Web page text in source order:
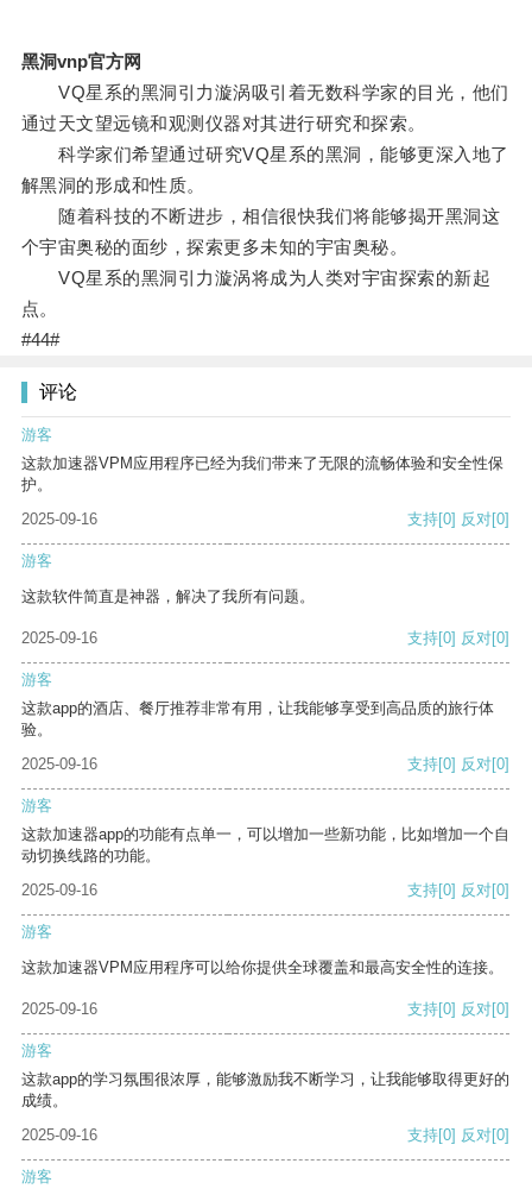
黑洞vnp官方网
VQ星系的黑洞引力漩涡吸引着无数科学家的目光，他们
通过天文望远镜和观测仪器对其进行研究和探索。
科学家们希望通过研究VQ星系的黑洞，能够更深入地了
解黑洞的形成和性质。
随着科技的不断进步，相信很快我们将能够揭开黑洞这
个宇宙奥秘的面纱，探索更多未知的宇宙奥秘。
VQ星系的黑洞引力漩涡将成为人类对宇宙探索的新起
点。
#44#
评论
游客
这款加速器VPM应用程序已经为我们带来了无限的流畅体验和安全性保
护。
2025-09-16
支持[0] 反对[0]
游客
这款软件简直是神器，解决了我所有问题。
2025-09-16 支持[0] 反对[0]
游客
这款app的酒店、餐厅推荐非常有用，让我能够享受到高品质的旅行体
验。
2025-09-16
支持[0] 反对[0]
游客
这款加速器app的功能有点单一，可以增加一些新功能，比如增加一个自
动切换线路的功能。
2025-09-16
支持[0] 反对[0]
游客
这款加速器VPM应用程序可以给你提供全球覆盖和最高安全性的连接。
2025-09-16 支持[0] 反对[0]
游客
这款app的学习氛围很浓厚，能够激励我不断学习，让我能够取得更好的
成绩。
2025-09-16
支持[0] 反对[0]
游客